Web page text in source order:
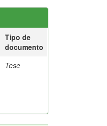
Tipo de
documento
Tese